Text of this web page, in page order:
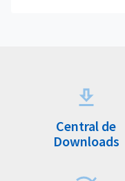
Central de
Downloads